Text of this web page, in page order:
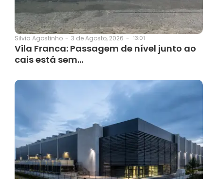
Silvia Agostinho - 3 de Agosto, 2026 - 13:01
Vila Franca: Passagem de nível junto ao
cais está sem…